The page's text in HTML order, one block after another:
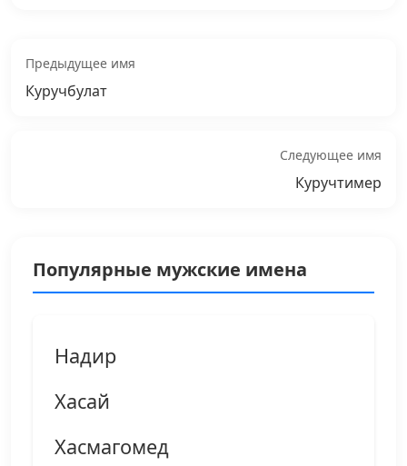
Предыдущее имя
Куручбулат
Следующее имя
Куручтимер
Популярные мужские имена
Надир
Хасай
Хасмагомед